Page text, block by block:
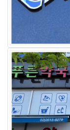
비
※ 본 내